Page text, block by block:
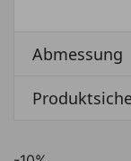
Abmessung